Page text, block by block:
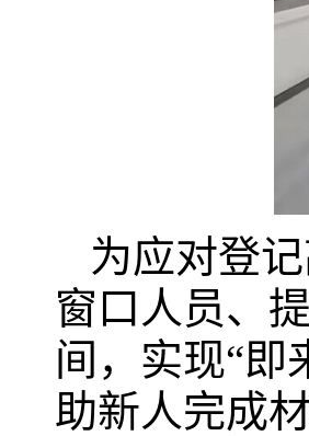
为应对登
窗口人员、
间，实现“即
助新人完成